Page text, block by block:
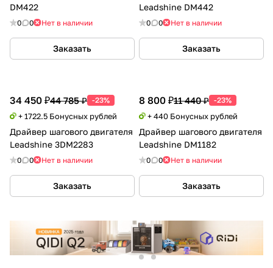
Leadshine DM442
0 0 Нет в наличии
Заказать
34 450 ₽44 785 ₽ -23%
+ 1722.5 Бонусных рублей
Драйвер шагового двигателя
Leadshine 3DM2283
0 0 Нет в наличии
Заказать
8 800 ₽11 440 ₽ -23%
+ 440 Бонусных рублей
Драйвер шагового двигателя
Leadshine DM1182
0 0 Нет в наличии
Заказать
DM422
0 0 Нет в наличии
Заказать